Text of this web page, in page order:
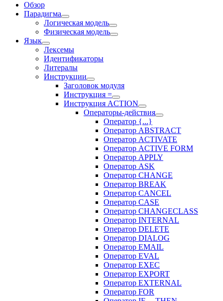
Обзор
Парадигма
Логическая модель
Физическая модель
Язык
Лексемы
Идентификаторы
Литералы
Инструкции
Заголовок модуля
Инструкция =
Инструкция ACTION
Операторы-действия
Оператор {...}
Оператор ABSTRACT
Оператор ACTIVATE
Оператор ACTIVE FORM
Оператор APPLY
Оператор ASK
Оператор CHANGE
Оператор BREAK
Оператор CANCEL
Оператор CASE
Оператор CHANGECLASS
Оператор INTERNAL
Оператор DELETE
Оператор DIALOG
Оператор EMAIL
Оператор EVAL
Оператор EXEC
Оператор EXPORT
Оператор EXTERNAL
Оператор FOR